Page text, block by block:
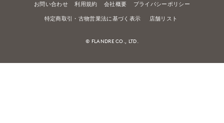
お問い合わせ 利用規約 会社概要 プライバシーポリシー
特定商取引・古物営業法に基づく表示 店舗リスト
© FLANDRE CO., LTD.